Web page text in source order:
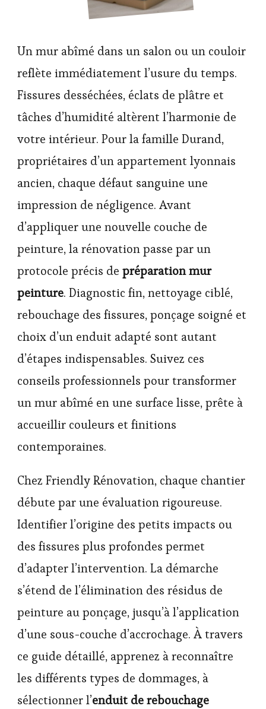
Un mur abîmé dans un salon ou un couloir
reflète immédiatement l’usure du temps.
Fissures desséchées, éclats de plâtre et
tâches d’humidité altèrent l’harmonie de
votre intérieur. Pour la famille Durand,
propriétaires d’un appartement lyonnais
ancien, chaque défaut sanguine une
impression de négligence. Avant
d’appliquer une nouvelle couche de
peinture, la rénovation passe par un
protocole précis de préparation mur
peinture. Diagnostic fin, nettoyage ciblé,
rebouchage des fissures, ponçage soigné et
choix d’un enduit adapté sont autant
d’étapes indispensables. Suivez ces
conseils professionnels pour transformer
un mur abîmé en une surface lisse, prête à
accueillir couleurs et finitions
contemporaines.
Chez Friendly Rénovation, chaque chantier
débute par une évaluation rigoureuse.
Identifier l’origine des petits impacts ou
des fissures plus profondes permet
d’adapter l’intervention. La démarche
s’étend de l’élimination des résidus de
peinture au ponçage, jusqu’à l’application
d’une sous-couche d’accrochage. À travers
ce guide détaillé, apprenez à reconnaître
les différents types de dommages, à
sélectionner l’enduit de rebouchage